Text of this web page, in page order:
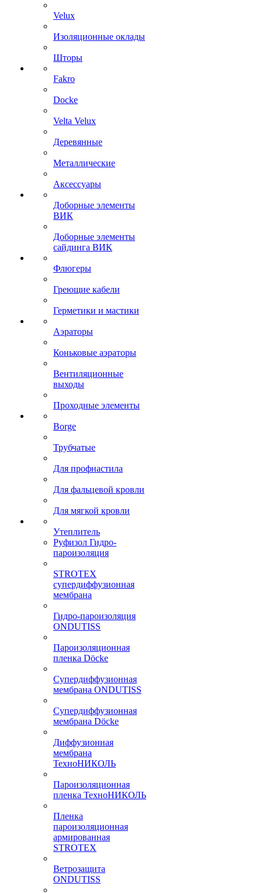
Velux
Изоляционные оклады
Шторы
Fakro
Docke
Velta Velux
Деревянные
Металлические
Аксессуары
Доборные элементы
ВИК
Доборные элементы
сайдинга ВИК
Флюгеры
Греющие кабели
Герметики и мастики
Аэраторы
Коньковые аэраторы
Вентиляционные
выходы
Проходные элементы
Borge
Трубчатые
Для профнастила
Для фальцевой кровли
Для мягкой кровли
Утеплитель
Руфизол Гидро-
пароизоляция
STROTEX
супердиффузионная
мембрана
Гидро-пароизоляция
ONDUTISS
Пароизоляционная
пленка Döcke
Супердиффузионная
мембрана ONDUTISS
Супердиффузионная
мембрана Döcke
Диффузионная
мембрана
ТехноНИКОЛЬ
Пароизоляционная
пленка ТехноНИКОЛЬ
Пленка
пароизоляционная
армированная
STROTEX
Ветрозащита
ONDUTISS